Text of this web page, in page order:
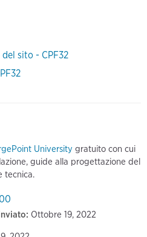
sito - CPF32
University gratuito con cui
guide alla progettazione del
tecnica.
Ottobre 19, 2022